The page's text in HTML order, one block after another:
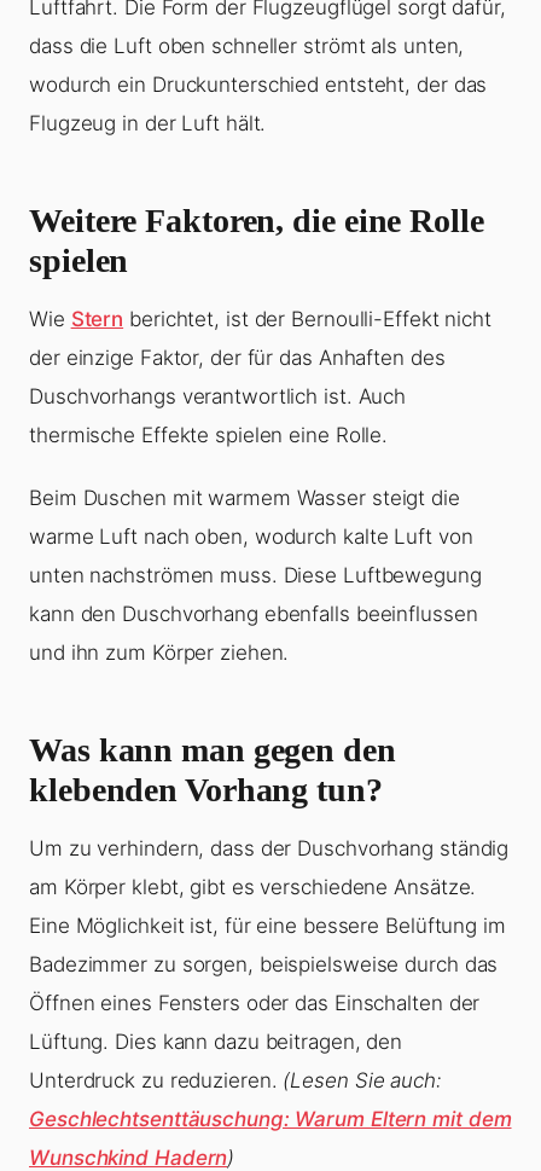
Luftfahrt. Die Form der Flugzeugflügel sorgt dafür,
dass die Luft oben schneller strömt als unten,
wodurch ein Druckunterschied entsteht, der das
Flugzeug in der Luft hält.
Weitere Faktoren, die eine Rolle
spielen
Wie Stern berichtet, ist der Bernoulli-Effekt nicht
der einzige Faktor, der für das Anhaften des
Duschvorhangs verantwortlich ist. Auch
thermische Effekte spielen eine Rolle.
Beim Duschen mit warmem Wasser steigt die
warme Luft nach oben, wodurch kalte Luft von
unten nachströmen muss. Diese Luftbewegung
kann den Duschvorhang ebenfalls beeinflussen
und ihn zum Körper ziehen.
Was kann man gegen den
klebenden Vorhang tun?
Um zu verhindern, dass der Duschvorhang ständig
am Körper klebt, gibt es verschiedene Ansätze.
Eine Möglichkeit ist, für eine bessere Belüftung im
Badezimmer zu sorgen, beispielsweise durch das
Öffnen eines Fensters oder das Einschalten der
Lüftung. Dies kann dazu beitragen, den
Unterdruck zu reduzieren. (Lesen Sie auch:
Geschlechtsenttäuschung: Warum Eltern mit dem
Wunschkind Hadern)